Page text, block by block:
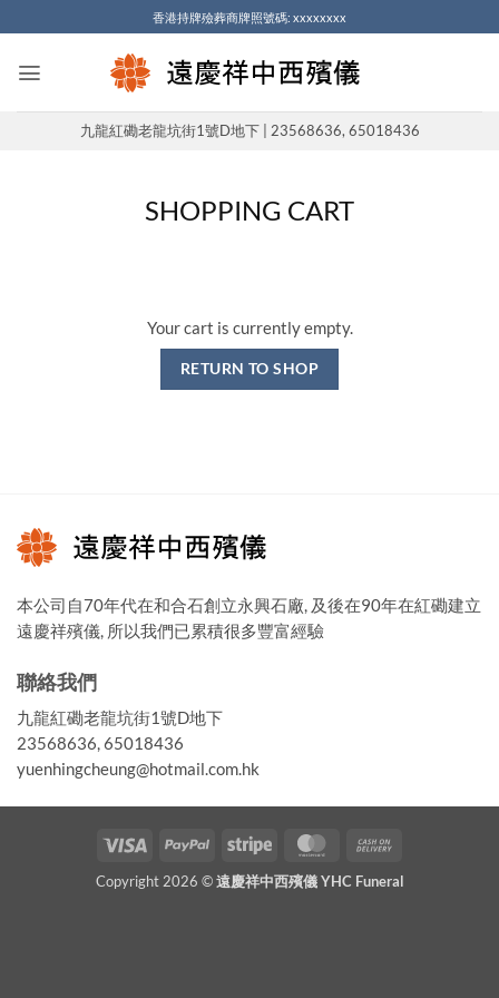
to
content
香港持牌殮葬商牌照號碼: xxxxxxxx
九龍紅磡老龍坑街1號D地下 | 23568636, 65018436
SHOPPING CART
Your cart is currently empty.
RETURN TO SHOP
本公司自70年代在和合石創立永興石廠, 及後在90年在紅磡建立
遠慶祥殯儀, 所以我們已累積很多豐富經驗
聯絡我們
九龍紅磡老龍坑街1號D地下
23568636, 65018436
yuenhingcheung@hotmail.com.hk
Visa PayPal Stripe MasterCard
Delivery
Copyright 2026 ©遠慶祥中西殯儀 YHC Funeral